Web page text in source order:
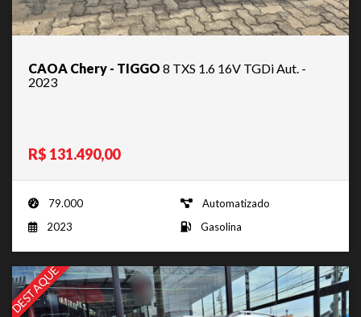
CAOA Chery - TIGGO 8 TXS 1.6 16V TGDi Aut. -
2023
R$ 131.490,00
79.000
Automatizado
2023
Gasolina
DESTAQUE